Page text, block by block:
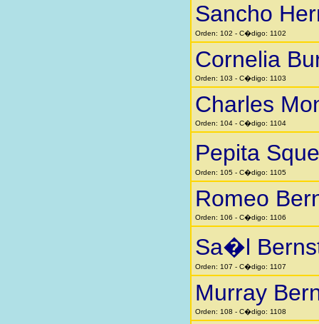
Sancho
Orden: 102 - C�digo: 1102
Cornelia
Orden: 103 - C�digo: 1103
Charles
Orden: 104 - C�digo: 1104
Pepita
Orden: 105 - C�digo: 1105
Romeo
Orden: 106 - C�digo: 1106
Sa�l
Orden: 107 - C�digo: 1107
Murray
Orden: 108 - C�digo: 1108